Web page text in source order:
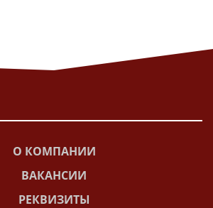
О КОМПАНИИ
ВАКАНСИИ
РЕКВИЗИТЫ